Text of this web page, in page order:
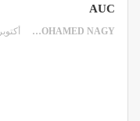
AUC
MOHAMED NAGY أكتوبر 27, 2015